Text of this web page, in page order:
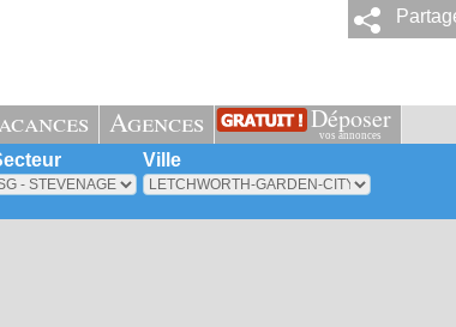
Agences Déposer
vos annonces
Ville